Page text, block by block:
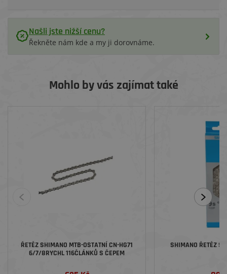
Našli jste nižší cenu?
Řekněte nám kde a my ji dorovnáme.
Mohlo by vás zajímat také
ŘETĚZ SHIMANO MTB-OSTATNÍ CN-HG71
6/7/8RYCHL 116ČLÁNKŮ S ČEPEM
SHIMANO ŘETĚZ